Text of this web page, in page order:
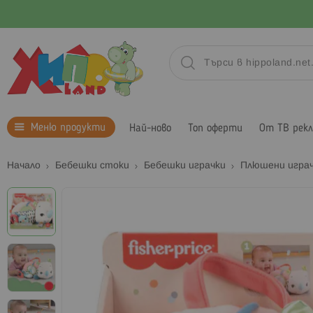
Меню продукти Най-ново Топ оферти От ТВ
Начало Бебешки стоки Бебешки играчки Плюшени
Преминете
към
края
на
галерията
на
изображенията